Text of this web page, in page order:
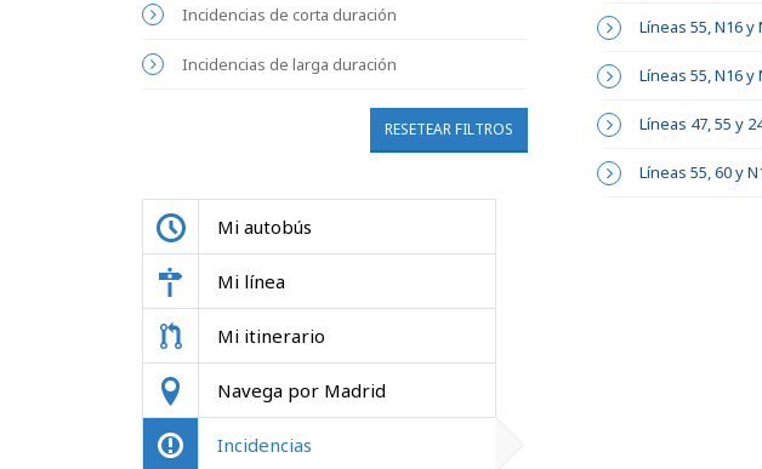
Incidencias de corta duración
Incidencias de larga duración
RESETEAR FILTROS
Mi autobús
Mi línea
Mi itinerario
Navega por Madrid
Incidencias
Líneas 55, N16
Líneas 55, N16
Líneas 47, 55 y
Líneas 55, 60 y